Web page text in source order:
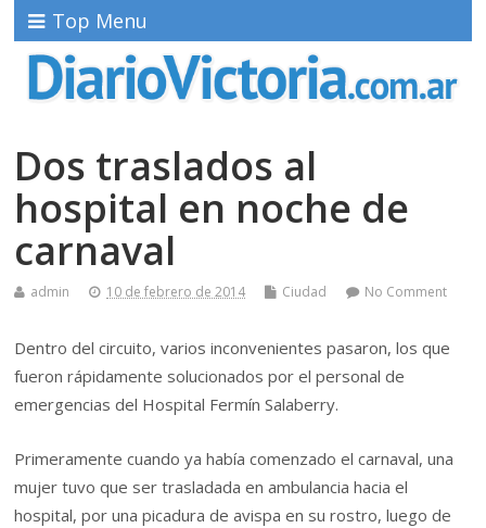
Top Menu
Dos traslados al
hospital en noche de
carnaval
admin 10 de febrero de 2014 Ciudad No Comment
Dentro del circuito, varios inconvenientes pasaron, los que
fueron rápidamente solucionados por el personal de
emergencias del Hospital Fermín Salaberry.
Primeramente cuando ya había comenzado el carnaval, una
mujer tuvo que ser trasladada en ambulancia hacia el
hospital, por una picadura de avispa en su rostro, luego de